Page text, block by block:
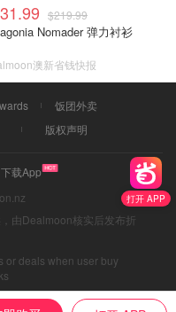
打开 APP
$219.99
Nomader 弹力衬衫
澳新省钱快报
饭团外卖
版权声明
下载App
由Dealmoon核实后发布折
or deals when user buy